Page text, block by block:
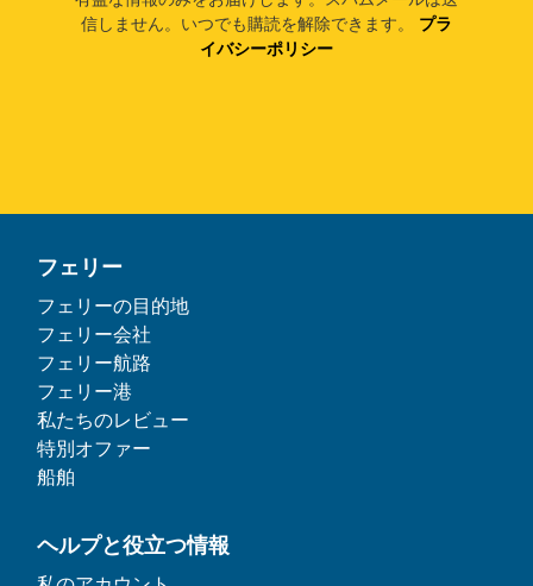
信しません。いつでも購読を解除できます。
プラ
イバシーポリシー
フェリー
フェリーの目的地
フェリー会社
フェリー航路
フェリー港
私たちのレビュー
特別オファー
船舶
ヘルプと役立つ情報